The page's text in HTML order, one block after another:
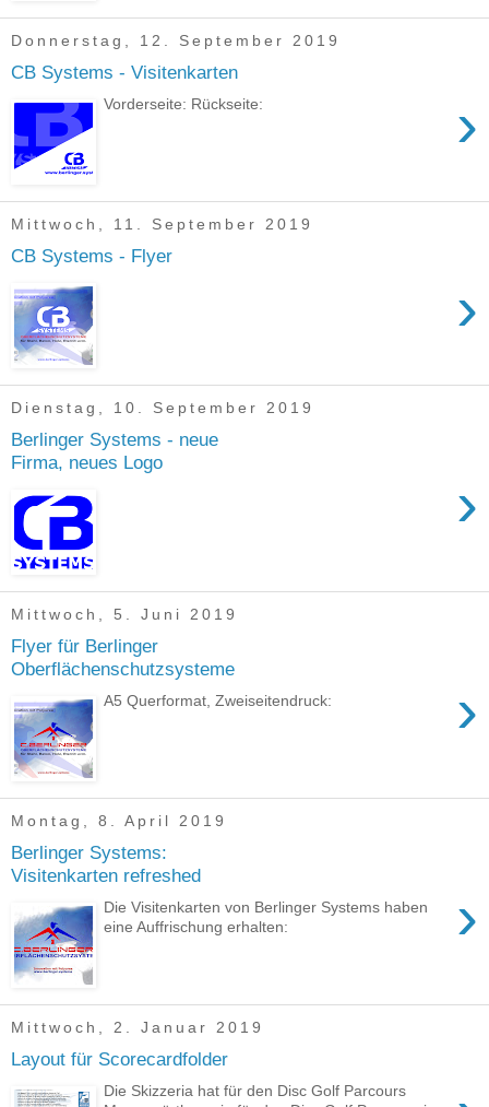
Donnerstag, 12. September 2019
CB Systems - Visitenkarten
›
Vorderseite: Rückseite:
Mittwoch, 11. September 2019
CB Systems - Flyer
›
Dienstag, 10. September 2019
Berlinger Systems - neue
Firma, neues Logo
›
Mittwoch, 5. Juni 2019
Flyer für Berlinger
Oberflächenschutzsysteme
›
A5 Querformat, Zweiseitendruck:
Montag, 8. April 2019
Berlinger Systems:
Visitenkarten refreshed
›
Die Visitenkarten von Berlinger Systems haben
eine Auffrischung erhalten:
Mittwoch, 2. Januar 2019
Layout für Scorecardfolder
Die Skizzeria hat für den Disc Golf Parcours